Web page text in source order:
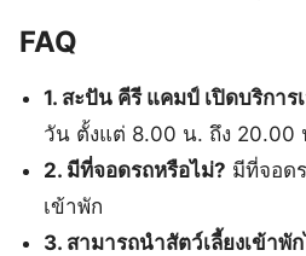
FAQ
1. สะปัน คีรี แคมป์ เปิดบริการ
วัน ตั้งแต่ 8.00 น. ถึง 20.00
2. มีที่จอดรถหรือไม่? มีที่จอด
เข้าพัก
3. สามารถนำสัตว์เลี้ยงเข้าพั